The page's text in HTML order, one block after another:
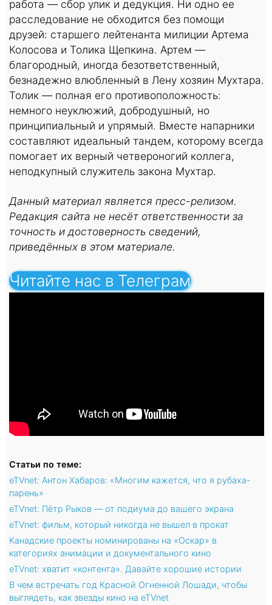
работа — сбор улик и дедукция. Ни одно ее
расследование не обходится без помощи
друзей: старшего лейтенанта милиции Артема
Колосова и Толика Щепкина. Артем —
благородный, иногда безответственный,
безнадежно влюбленный в Лену хозяин Мухтара.
Толик — полная его противоположность:
немного неуклюжий, добродушный, но
принципиальный и упрямый. Вместе напарники
составляют идеальный тандем, которому всегда
помогает их верный четвероногий коллега,
неподкупный служитель закона Мухтар.
Данный материал является пресс-релизом.
Редакция сайта не несёт ответственности за
точность и достоверность сведений,
приведённых в этом материале.
Читайте нас в Телеграм
Статьи по теме:
eTVnet: Антон Хабаров: «Многим кажется, что я рубаха-
парень»
eTVnet: Пётр Рыков — от подиума до вашего экрана
eTVnet: фильм, который никогда не вышел в прокат
Канадские проекты номинированы на «Оскар» в
категориях анимации и документального кино
eTVnet: хватит «контента». Давайте хорошие истории
В чем встречать год Красной Огненной Лошади, чтобы
выглядеть, как звезды кино на eTVnet